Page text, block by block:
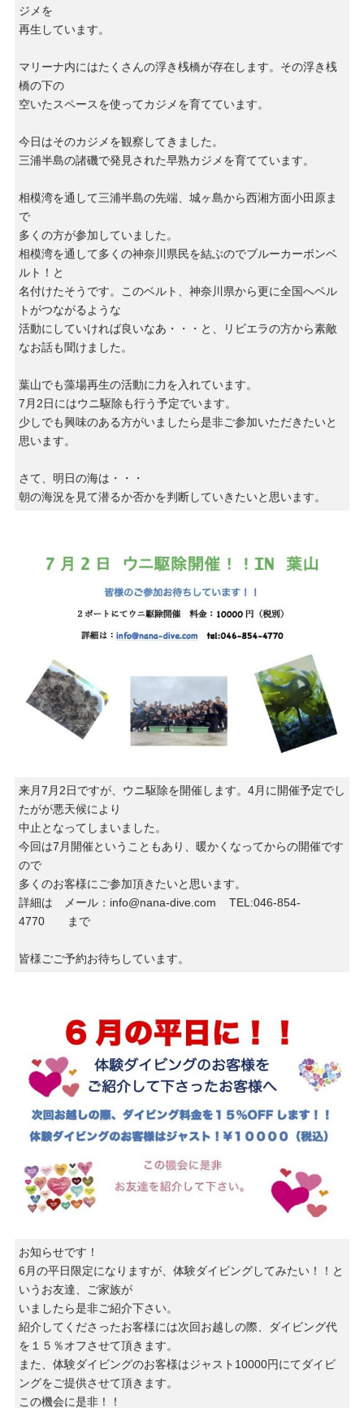
ジメを
再生しています。
マリーナ内にはたくさんの浮き桟橋が存在します。その浮き桟
橋の下の
空いたスペースを使ってカジメを育てています。
今日はそのカジメを観察してきました。
三浦半島の諸磯で発見された早熟カジメを育てています。
相模湾を通して三浦半島の先端、城ヶ島から西湘方面小田原ま
で
多くの方が参加していました。
相模湾を通して多くの神奈川県民を結ぶのでブルーカーボンベ
ルト！と
名付けたそうです。このベルト、神奈川県から更に全国へベル
トがつながるような
活動にしていければ良いなあ・・・と、リビエラの方から素敵
なお話も聞けました。
葉山でも藻場再生の活動に力を入れています。
7月2日にはウニ駆除も行う予定でいます。
少しでも興味のある方がいましたら是非ご参加いただきたいと
思います。
さて、明日の海は・・・
朝の海況を見て潜るか否かを判断していきたいと思います。
来月7月2日ですが、ウニ駆除を開催します。4月に開催予定でし
たがが悪天候により
中止となってしまいました。
今回は7月開催ということもあり、暖かくなってからの開催です
ので
多くのお客様にご参加頂きたいと思います。
詳細は メール：info@nana-dive.com TEL:046-854-
4770 まで
皆様ごご予約お待ちしています。
お知らせです！
6月の平日限定になりますが、体験ダイビングしてみたい！！と
いうお友達、ご家族が
いましたら是非ご紹介下さい。
紹介してくださったお客様には次回お越しの際、ダイビング代
を１５％オフさせて頂きます。
また、体験ダイビングのお客様はジャスト10000円にてダイビ
ングをご提供させて頂きます。
この機会に是非！！